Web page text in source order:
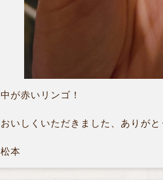
中が赤いリンゴ！
おいしくいただきました、ありが
松本